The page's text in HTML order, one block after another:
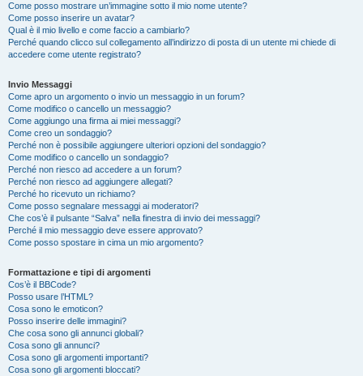
Come posso mostrare un’immagine sotto il mio nome utente?
Come posso inserire un avatar?
Qual è il mio livello e come faccio a cambiarlo?
Perché quando clicco sul collegamento all’indirizzo di posta di un utente mi chiede di
accedere come utente registrato?
Invio Messaggi
Come apro un argomento o invio un messaggio in un forum?
Come modifico o cancello un messaggio?
Come aggiungo una firma ai miei messaggi?
Come creo un sondaggio?
Perché non è possibile aggiungere ulteriori opzioni del sondaggio?
Come modifico o cancello un sondaggio?
Perché non riesco ad accedere a un forum?
Perché non riesco ad aggiungere allegati?
Perché ho ricevuto un richiamo?
Come posso segnalare messaggi ai moderatori?
Che cos’è il pulsante “Salva” nella finestra di invio dei messaggi?
Perché il mio messaggio deve essere approvato?
Come posso spostare in cima un mio argomento?
Formattazione e tipi di argomenti
Cos’è il BBCode?
Posso usare l’HTML?
Cosa sono le emoticon?
Posso inserire delle immagini?
Che cosa sono gli annunci globali?
Cosa sono gli annunci?
Cosa sono gli argomenti importanti?
Cosa sono gli argomenti bloccati?